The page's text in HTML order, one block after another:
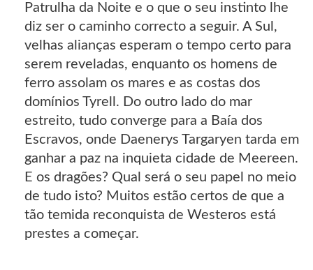
Patrulha da Noite e o que o seu instinto lhe
diz ser o caminho correcto a seguir. A Sul,
velhas alianças esperam o tempo certo para
serem reveladas, enquanto os homens de
ferro assolam os mares e as costas dos
domínios Tyrell. Do outro lado do mar
estreito, tudo converge para a Baía dos
Escravos, onde Daenerys Targaryen tarda em
ganhar a paz na inquieta cidade de Meereen.
E os dragões? Qual será o seu papel no meio
de tudo isto? Muitos estão certos de que a
tão temida reconquista de Westeros está
prestes a começar.